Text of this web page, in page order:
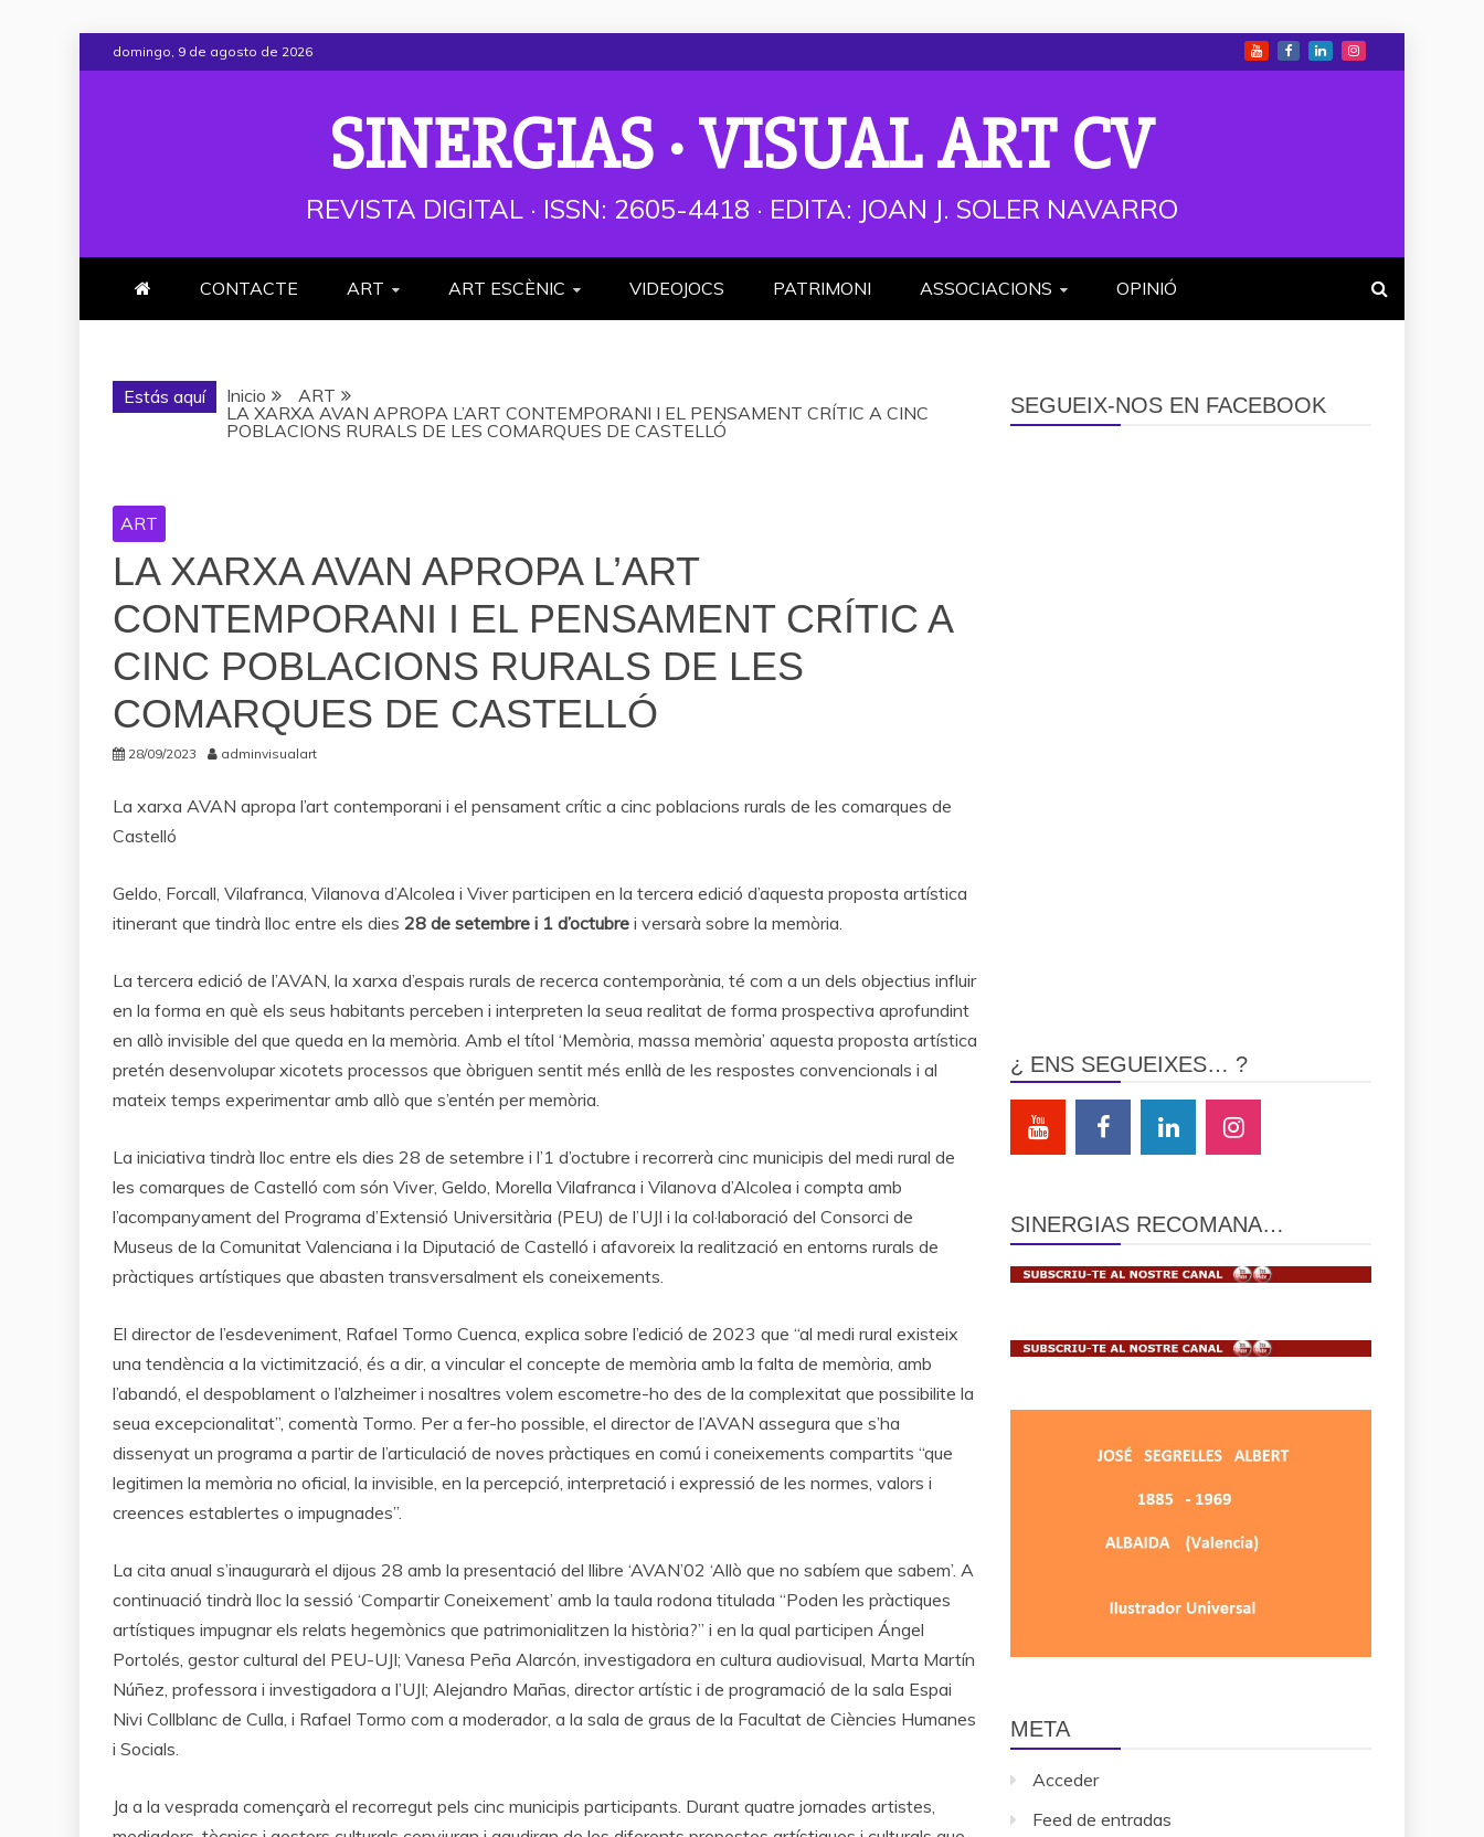
Saltar
al
domingo, 9 de agosto de 2026
SINERGIAS · VISUAL ART CV
REVISTA DIGITAL · ISSN: 2605-4418 · EDITA: JOAN J. SOLER NAVARRO
CONTACTE ART ART ESCÈNIC VIDEOJOCS PATRIMONI ASSOCIACIONS OPINIÓ
Estás aquí Inicio
ART
LA XARXA AVAN APROPA L’ART CONTEMPORANI I EL PENSAMENT CRÍTIC A CINC
POBLACIONS RURALS DE LES COMARQUES DE CASTELLÓ
ART
LA XARXA AVAN APROPA L’ART
CONTEMPORANI I EL PENSAMENT CRÍTIC A
CINC POBLACIONS RURALS DE LES
COMARQUES DE CASTELLÓ
28/09/2023 adminvisualart
La xarxa AVAN apropa l’art contemporani i el pensament crític a cinc poblacions rurals de les comarques de
Castelló
Geldo, Forcall, Vilafranca, Vilanova d’Alcolea i Viver participen en la tercera edició d’aquesta proposta artística
itinerant que tindrà lloc entre els dies 28 de setembre i 1 d’octubre i versarà sobre la memòria.
La tercera edició de l’AVAN, la xarxa d’espais rurals de recerca contemporània, té com a un dels objectius influir
en la forma en què els seus habitants perceben i interpreten la seua realitat de forma prospectiva aprofundint
en allò invisible del que queda en la memòria. Amb el títol ‘Memòria, massa memòria’ aquesta proposta artística
pretén desenvolupar xicotets processos que òbriguen sentit més enllà de les respostes convencionals i al
mateix temps experimentar amb allò que s’entén per memòria.
La iniciativa tindrà lloc entre els dies 28 de setembre i l’1 d’octubre i recorrerà cinc municipis del medi rural de
les comarques de Castelló com són Viver, Geldo, Morella Vilafranca i Vilanova d’Alcolea i compta amb
l’acompanyament del Programa d’Extensió Universitària (PEU) de l’UJI i la col·laboració del Consorci de
Museus de la Comunitat Valenciana i la Diputació de Castelló i afavoreix la realització en entorns rurals de
pràctiques artístiques que abasten transversalment els coneixements.
El director de l’esdeveniment, Rafael Tormo Cuenca, explica sobre l’edició de 2023 que “al medi rural existeix
una tendència a la victimització, és a dir, a vincular el concepte de memòria amb la falta de memòria, amb
l’abandó, el despoblament o l’alzheimer i nosaltres volem escometre-ho des de la complexitat que possibilite la
seua excepcionalitat”, comentà Tormo. Per a fer-ho possible, el director de l’AVAN assegura que s’ha
dissenyat un programa a partir de l’articulació de noves pràctiques en comú i coneixements compartits “que
legitimen la memòria no oficial, la invisible, en la percepció, interpretació i expressió de les normes, valors i
creences establertes o impugnades”.
La cita anual s’inaugurarà el dijous 28 amb la presentació del llibre ‘AVAN’02 ‘Allò que no sabíem que sabem’. A
continuació tindrà lloc la sessió ‘Compartir Coneixement’ amb la taula rodona titulada “Poden les pràctiques
artístiques impugnar els relats hegemònics que patrimonialitzen la història?” i en la qual participen Ángel
Portolés, gestor cultural del PEU-UJI; Vanesa Peña Alarcón, investigadora en cultura audiovisual, Marta Martín
Núñez, professora i investigadora a l’UJI; Alejandro Mañas, director artístic i de programació de la sala Espai
Nivi Collblanc de Culla, i Rafael Tormo com a moderador, a la sala de graus de la Facultat de Ciències Humanes
i Socials.
Ja a la vesprada començarà el recorregut pels cinc municipis participants. Durant quatre jornades artistes,
SEGUEIX-NOS EN FACEBOOK
¿ ENS SEGUEIXES… ?
SINERGIAS RECOMANA…
META
Acceder
Feed de entradas